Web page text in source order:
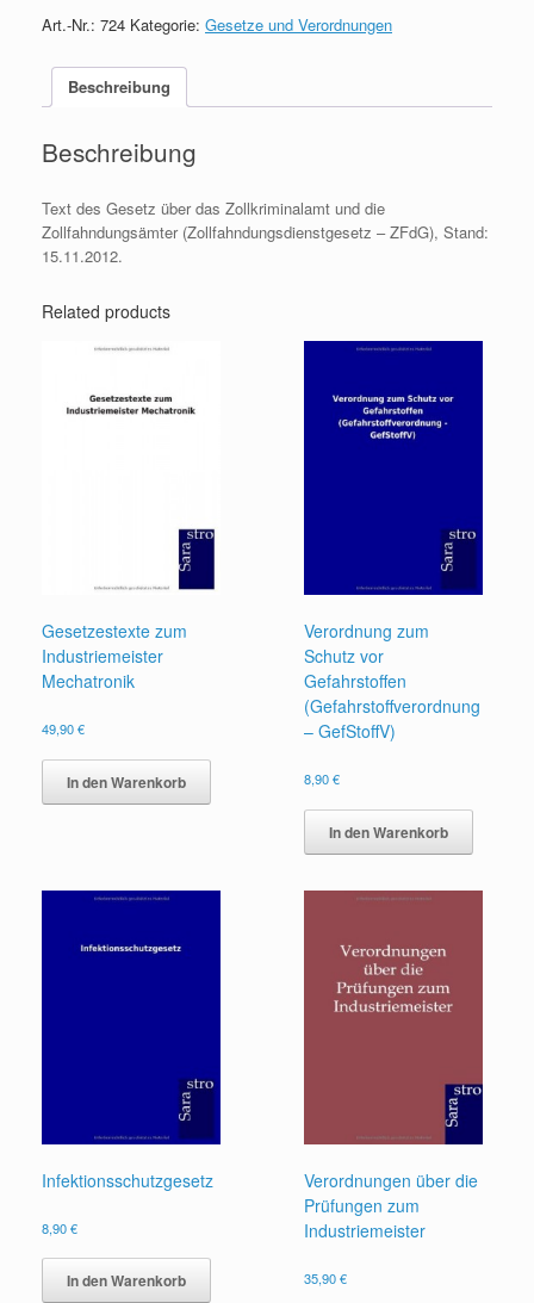
und
Zollfahndungsämter
(Zollfahndungsdienstgesetz
ZFdG)
quantity
Art.-Nr.: 724 Kategorie: Gesetze und Verordnungen
Beschreibung
Beschreibung
Text des Gesetz über das Zollkriminalamt und die
Zollfahndungsämter (Zollfahndungsdienstgesetz – ZFdG), Stand:
15.11.2012.
Related products
Gesetzestexte zum
Industriemeister
Mechatronik
49,90€
In den Warenkorb
Verordnung zum
Schutz vor
Gefahrstoffen
(Gefahrstoffverordnung
– GefStoffV)
8,90€
In den Warenkorb
Infektionsschutzgesetz
8,90€
In den Warenkorb
Verordnungen über die
Prüfungen zum
Industriemeister
35,90€